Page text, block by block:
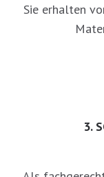
Sie erhalten
3.